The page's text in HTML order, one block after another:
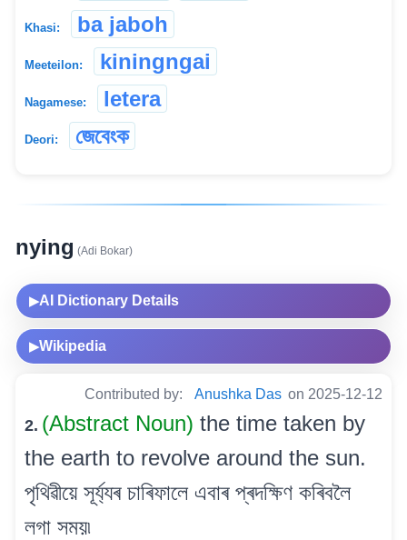
Khasi: ba jaboh
Meeteilon: kiningngai
Nagamese: letera
Deori: জেবেংক
nying (Adi Bokar)
▶AI Dictionary Details
▶Wikipedia
Contributed by: Anushka Das on 2025-12-12
2. (Abstract Noun) the time taken by
the earth to revolve around the sun.
পৃথিৱীয়ে সূৰ্য্যৰ চাৰিফালে এবাৰ প্ৰদক্ষিণ কৰিবলৈ
লগা সময়৷